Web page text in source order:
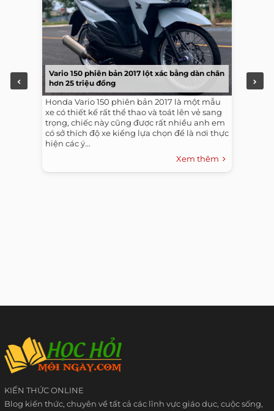
Vario 150 phiên bản 2017 lột xác bằng dàn chân
hơn 25 triệu đồng
Honda Vario 150 phiên bản 2017 là một mẫu
xe có thiết kế rất thể thao và toát lên vẻ sang
trọng, chiếc này cũng được rất nhiều anh em
có sở thích độ xe kiểng lựa chọn để là nơi thực
hiện các ý...
Xem thêm
KIẾN THỨC ONLINE
Blog kiến thức, chuyên về tất cả các lĩnh vực giáo dục, cuộc sống,